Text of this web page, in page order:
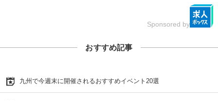
Sponsored by
おすすめ記事
九州で今週末に開催されるおすすめイベント20選